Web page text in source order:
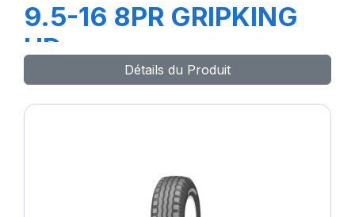
9.5-16 8PR GRIPKING
HD
Détails du Produit